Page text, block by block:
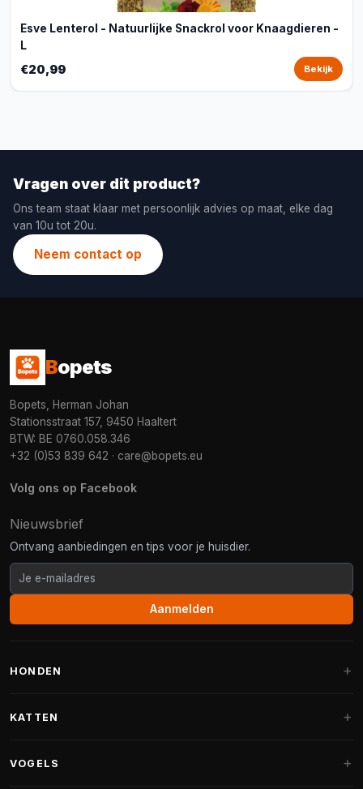
Esve Lenterol - Natuurlijke Snackrol voor Knaagdieren -
L
€20,99 Bekijk
Vragen over dit product?
Ons team staat klaar met persoonlijk advies op maat, elke dag
van 10u tot 20u.
Neem contact op
Bopets
Bopets, Herman Johan
Stationsstraat 157, 9450 Haaltert
BTW: BE 0760.058.346
+32 (0)53 839 642 · care@bopets.eu
Volg ons op Facebook
Nieuwsbrief
Ontvang aanbiedingen en tips voor je huisdier.
Aanmelden
HONDEN
Fantail hondenmanden
KATTEN
VOGELS